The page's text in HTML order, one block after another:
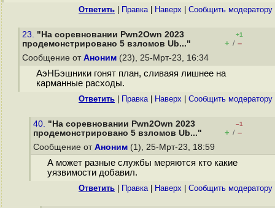
Ответить Правка| Наверх Cообщить модератору
23. "На соревновании Pwn2Own 2023
продемонстрировано 5 взломов Ub..."
+1
+ / –
Сообщение от Аноним (23), 25-Мрт-23, 16:34
АэНБэшники гонят план, сливаяя лишнее на
карманные расходы.
Ответить Правка| Наверх Cообщить модератору
40. "На соревновании Pwn2Own 2023
продемонстрировано 5 взломов Ub..."
–1
+ / –
Сообщение от Аноним (1), 25-Мрт-23, 18:59
А может разные службы меряются кто какие
уязвимости добавил.
Ответить Правка| Наверх Cообщить модератору